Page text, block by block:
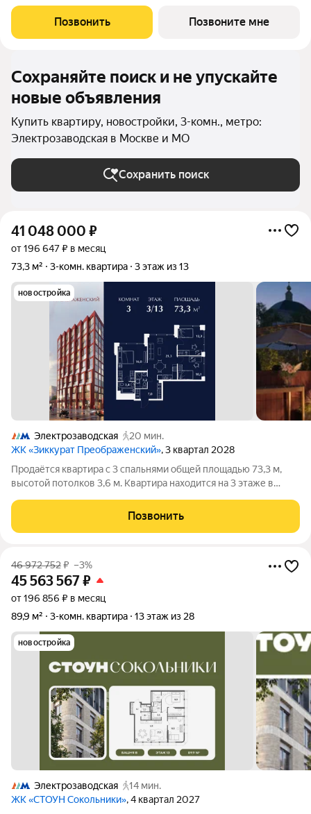
личное пространство будет как у детей, так и у родителей.
Проект расположен рядом с
Позвонить Позвоните мне
Сохраняйте поиск и не упускайте
новые объявления
Купить квартиру, новостройки, 3-комн., метро:
Электрозаводская в Москве и МО
Сохранить поиск
41 048 000 ₽
от 196 647 ₽ в месяц
73,3 м²
3-комн. квартира 3 этаж из 13
новостройка
Электрозаводская
20 мин.
ЖК «Зиккурат Преображенский», 3 квартал 2028
Продаётся квартира с 3 спальнями общей площадью 73,3 м,
высотой потолков 3,6 м. Квартира находится на 3 этаже в
«Зиккурат Преображенский» расположен в тихом зелёном
районе, где сохранилась
Позвонить
46 972 752₽ –3%
45 563 567₽
от 196 856 ₽ в месяц
89,9 м²
3-комн. квартира 13 этаж из 28
новостройка
Электрозаводская
14 мин.
ЖК «СТОУН Сокольники», 4 квартал 2027